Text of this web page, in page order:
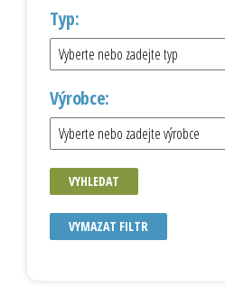
Typ:
Výrobce:
VYHLEDAT
VYMAZAT FILTR